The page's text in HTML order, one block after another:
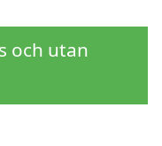
och utan